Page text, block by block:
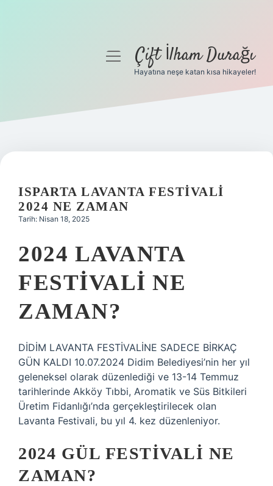
Gizlilik Politikası
Yasal Uyarı
menüyüÇift İlham Durağı
Hayatına neşe katan kısa hikayeler!
ISPARTA LAVANTA FESTIVALI
2024 NE ZAMAN
Tarih: Nisan 18, 2025
2024 LAVANTA
FESTIVALI NE
ZAMAN?
DİDİM LAVANTA FESTİVALİNE SADECE BİRKAÇ
GÜN KALDI 10.07.2024 Didim Belediyesi’nin her yıl
geleneksel olarak düzenlediği ve 13-14 Temmuz
tarihlerinde Akköy Tıbbi, Aromatik ve Süs Bitkileri
Üretim Fidanlığı’nda gerçekleştirilecek olan
Lavanta Festivali, bu yıl 4. kez düzenleniyor.
2024 GÜL FESTIVALI NE
ZAMAN?